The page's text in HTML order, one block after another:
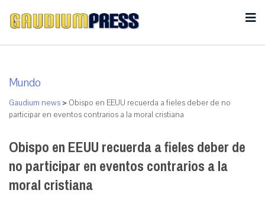
Mundo
Gaudium news > Obispo en EEUU recuerda a fieles deber de no
participar en eventos contrarios a la moral cristiana
Obispo en EEUU recuerda a fieles deber de
no participar en eventos contrarios a la
moral cristiana